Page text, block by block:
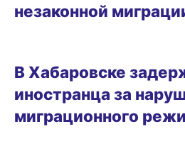
незаконной
В Хабаровске
иностранца за
миграционного